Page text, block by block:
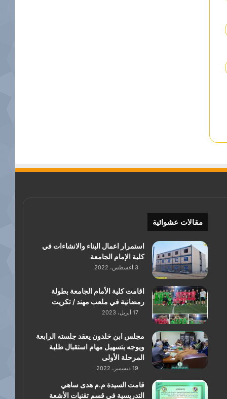
مقالات عشوائية
استمرار اعمال البناء والانشاءات في
كلية الإمام الجامعة
3 أغسطس، 2022
اقامت كلية الأمام الجامعة بطولة
رمضانية في ملعب مهند / تكريت
17 أبريل، 2023
مجلس ابن خلدون يعقد جلسته الرابعة
ويوجه بتسهيل مهام استقبال طلبة
المرحلة الأولى
19 ديسمبر، 2022
قامت السيدة م.م هدى ساهي
التدريسية في قسم تقنيات الأشعة